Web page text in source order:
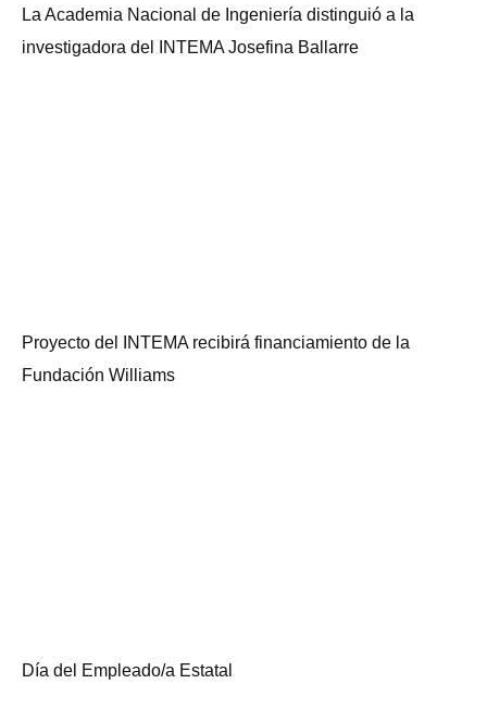
La Academia Nacional de Ingeniería distinguió a la
investigadora del INTEMA Josefina Ballarre
Proyecto del INTEMA recibirá financiamiento de la
Fundación Williams
Día del Empleado/a Estatal